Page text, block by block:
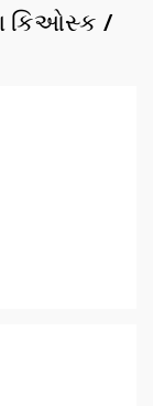
કિઓસ્ક /